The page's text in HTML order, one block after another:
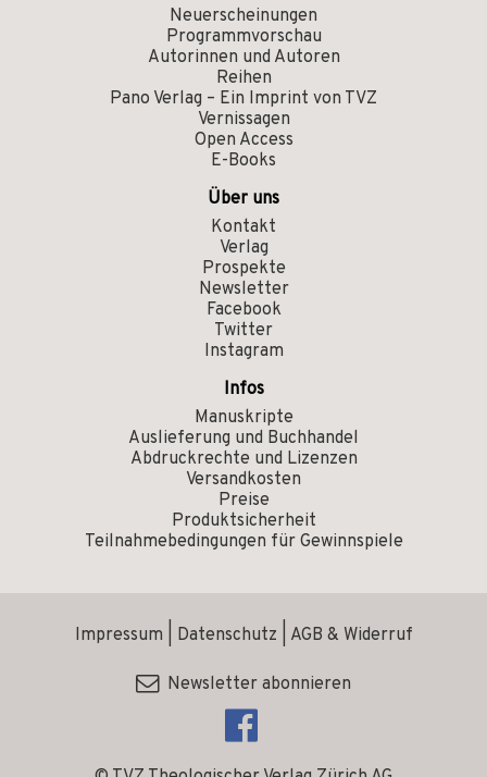
Neuerscheinungen
Programmvorschau
Autorinnen und Autoren
Reihen
Pano Verlag – Ein Imprint von TVZ
Vernissagen
Open Access
E-Books
Über uns
Kontakt
Verlag
Prospekte
Newsletter
Facebook
Twitter
Instagram
Infos
Manuskripte
Auslieferung und Buchhandel
Abdruckrechte und Lizenzen
Versandkosten
Preise
Produktsicherheit
Teilnahmebedingungen für Gewinnspiele
Impressum Datenschutz AGB & Widerruf
Newsletter abonnieren